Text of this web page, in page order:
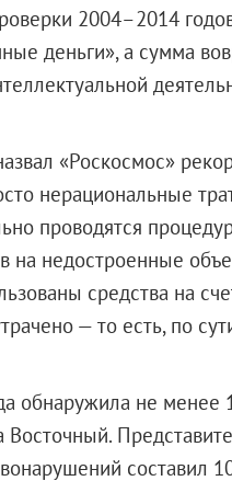
2004–2014
деньги», а сумма
«Роскосмос»
нерациональные
проводятся
на недостроенные
средства на
— то есть, по
обнаружила не менее
составил